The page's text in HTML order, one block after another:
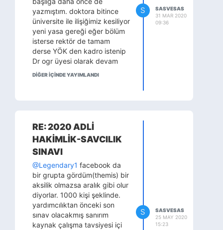
yazmıştım. doktora bitince
üniversite ile ilişiğimiz kesiliyor
yeni yasa gereği eğer bölüm
isterse rektör de tamam
derse YÖK den kadro istenip
Dr ogr üyesi olarak devam
ediyorsun
( Korona muhabbeti olmasa
geçen hafta tanışmaya
gidecektik )
Bu ne lanet olası bir düzen,
akademisyensin ama
beğenmiyorlar
DİĞER IÇINDE YAYIMLANDI
S
SASVESAS
31 MAR 2020
09:36
RE: 2020 ADLİ
HAKİMLİK-SAVCILIK
SINAVI
@Legendary1 facebook da
bir grupta gördüm(themis) bir
aksilik olmazsa aralık gibi olur
diyorlar. 1000 kişi şeklinde.
yardımcılıktan önceki son
sınav olacakmış sanırım
kaynak çalışma tavsiyesi içi
S
SASVESAS
25 MAY 2020
15:23